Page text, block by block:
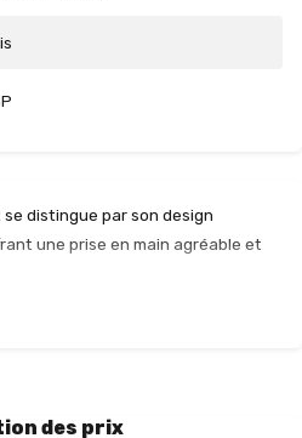
se distingue par son design
une prise en main agréable et
est conçu pour les vapoteurs à la
La combinaison de saveurs
mg de nicotine permet une
des prix